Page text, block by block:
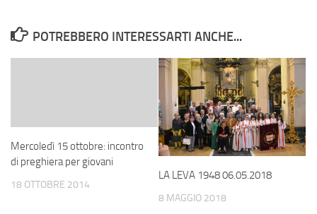
POTREBBERO INTERESSARTI ANCHE...
Mercoledì 15 ottobre: incontro
di preghiera per giovani
18 OTTOBRE 2014
LA LEVA 1948 06.05.2018
8 MAGGIO 2018